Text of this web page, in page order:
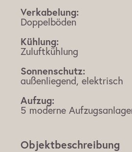
Verkabelung:
Doppelböden
Kühlung:
Zuluftkühlung
Sonnenschutz:
außenliegend, elektrisch
Aufzug:
5 moderne
Objektbeschreibung